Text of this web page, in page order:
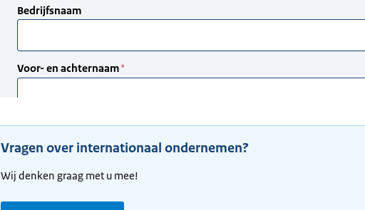
Vragen over internationaal ondernemen?
Wij denken graag met u mee!